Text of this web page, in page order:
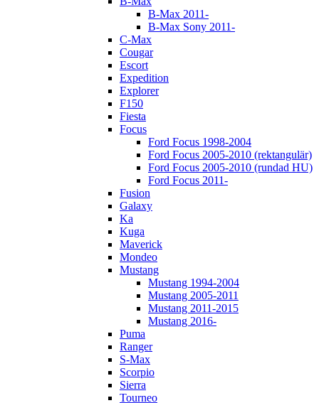
B-Max 2011-
B-Max Sony 2011-
C-Max
Cougar
Escort
Expedition
Explorer
F150
Fiesta
Focus
Ford Focus 1998-2004
Ford Focus 2005-2010 (rektangulär)
Ford Focus 2005-2010 (rundad HU)
Ford Focus 2011-
Fusion
Galaxy
Ka
Kuga
Maverick
Mondeo
Mustang
Mustang 1994-2004
Mustang 2005-2011
Mustang 2011-2015
Mustang 2016-
Puma
Ranger
S-Max
Scorpio
Sierra
Tourneo